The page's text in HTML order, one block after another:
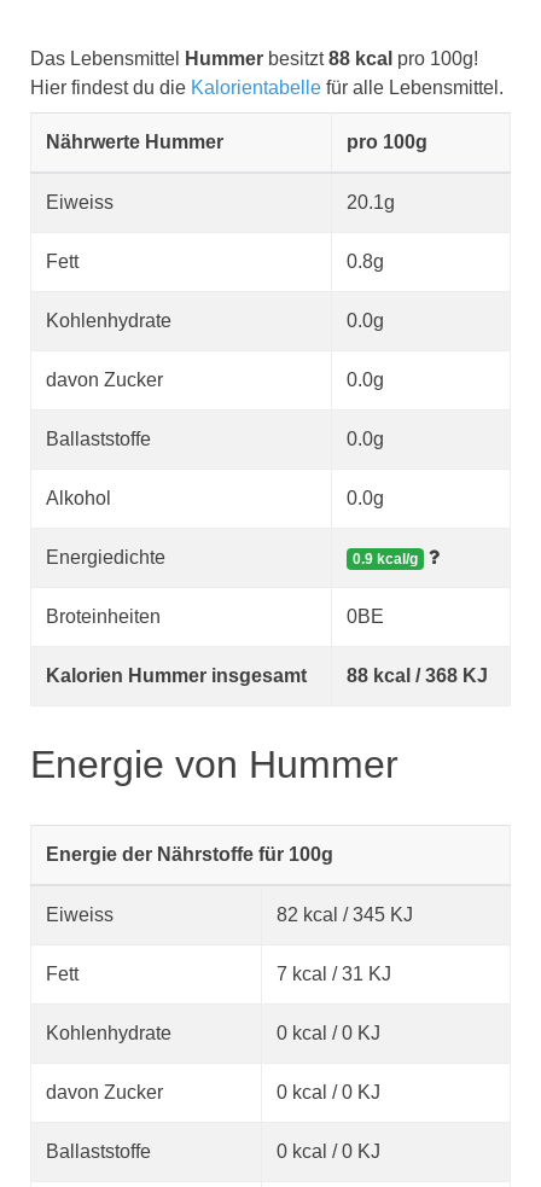
Das Lebensmittel Hummer besitzt88 kcal pro 100g!
Hier findest du die Kalorientabelle für alle Lebensmittel.
Nährwerte Hummer pro 100g
Eiweiss 20.1g
Fett 0.8g
Kohlenhydrate 0.0g
davon Zucker 0.0g
Ballaststoffe 0.0g
Alkohol 0.0g
Energiedichte 0.9 kcal/g
Broteinheiten 0BE
Kalorien Hummer insgesamt 88 kcal / 368 KJ
Energie von Hummer
Energie der Nährstoffe für 100g
Eiweiss 82 kcal / 345 KJ
Fett 7 kcal / 31 KJ
Kohlenhydrate 0 kcal / 0 KJ
davon Zucker 0 kcal / 0 KJ
Ballaststoffe 0 kcal / 0 KJ